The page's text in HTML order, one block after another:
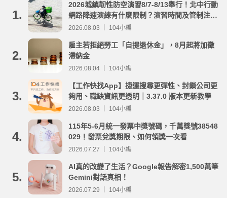
1.
2026城鎮韌性防空演習8/7-8/13舉行！北中行動
網路降速演練有什麼限制？演習時間及管制注意
事項整理
2026.08.03 ｜ 104小編
2.
雇主若拒絕勞工「自提退休金」，8月起將加徵
滯納金
2026.08.04 ｜ 104小編
3.
【工作快找App】捷運搜尋更彈性、封鎖公司更
夠用、職缺資訊更透明｜3.37.0 版本更新教學
2026.08.03 ｜ 104小編
4.
115年5-6月統一發票中獎號碼，千萬獎號38548
029！發票兌獎期限、如何領獎一次看
2026.07.27 ｜ 104小編
5.
AI真的改變了生活？Google報告解密1,500萬筆
Gemini對話真相！
2026.07.29 ｜ 104小編